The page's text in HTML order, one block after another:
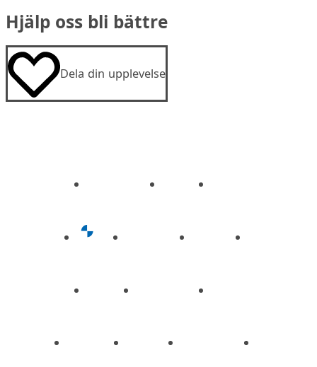
Hjälp oss bli bättre
Dela din upplevelse